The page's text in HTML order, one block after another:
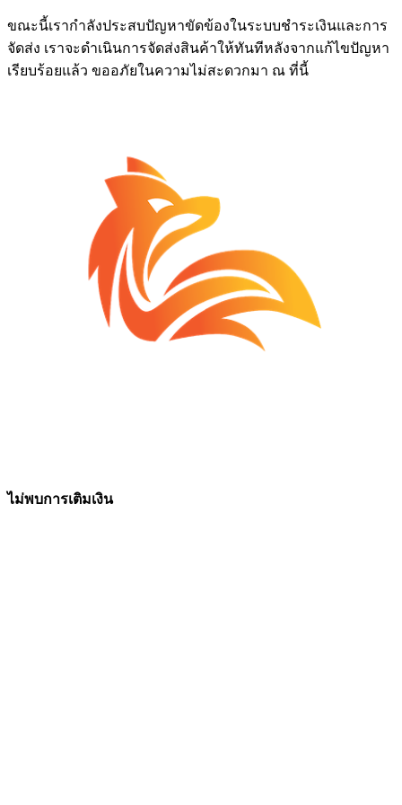
ขณะนี้เรากำลังประสบปัญหาขัดข้องในระบบชำระเงินและการ
จัดส่ง เราจะดำเนินการจัดส่งสินค้าให้ทันทีหลังจากแก้ไขปัญหา
เรียบร้อยแล้ว ขออภัยในความไม่สะดวกมา ณ ที่นี้
ไม่พบการเติมเงิน